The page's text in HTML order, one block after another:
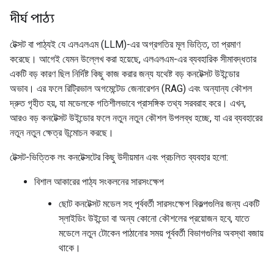
দীর্ঘ পাঠ্য
টেক্সট বা পাঠ্যই যে এলএলএম (LLM)-এর অগ্রগতির মূল ভিত্তি, তা প্রমাণ
করেছে। আগেই যেমন উল্লেখ করা হয়েছে, এলএলএম-এর ব্যবহারিক সীমাবদ্ধতার
একটি বড় কারণ ছিল নির্দিষ্ট কিছু কাজ করার জন্য যথেষ্ট বড় কনটেক্সট উইন্ডোর
অভাব। এর ফলে রিট্রিভাল অগমেন্টেড জেনারেশন (RAG) এবং অন্যান্য কৌশল
দ্রুত গৃহীত হয়, যা মডেলকে গতিশীলভাবে প্রাসঙ্গিক তথ্য সরবরাহ করে। এখন,
আরও বড় কনটেক্সট উইন্ডোর ফলে নতুন নতুন কৌশল উপলব্ধ হচ্ছে, যা এর ব্যবহারের
নতুন নতুন ক্ষেত্র উন্মোচন করছে।
টেক্সট-ভিত্তিক লং কনটেক্সটের কিছু উদীয়মান এবং প্রচলিত ব্যবহার হলো:
বিশাল আকারের পাঠ্য সংকলনের সারসংক্ষেপ
ছোট কনটেক্সট মডেল সহ পূর্ববর্তী সারসংক্ষেপ বিকল্পগুলির জন্য একটি
স্লাইডিং উইন্ডো বা অন্য কোনো কৌশলের প্রয়োজন হবে, যাতে
মডেলে নতুন টোকেন পাঠানোর সময় পূর্ববর্তী বিভাগগুলির অবস্থা বজায়
থাকে।